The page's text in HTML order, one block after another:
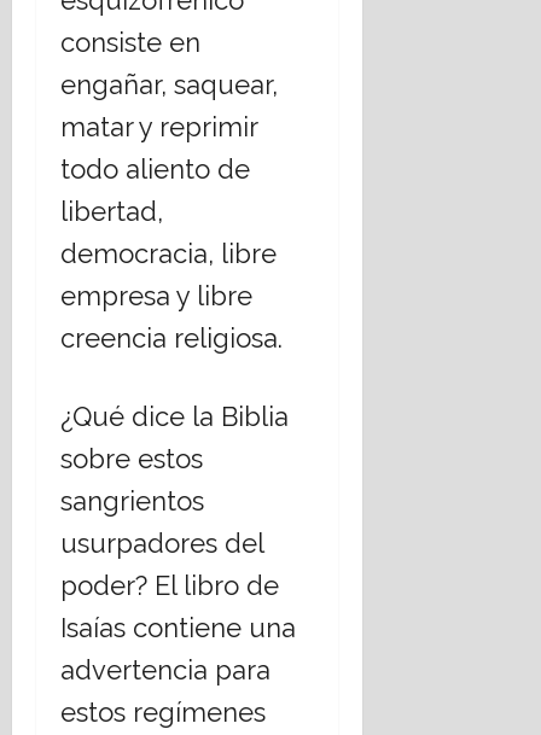
consiste en
engañar, saquear,
matar y reprimir
todo aliento de
libertad,
democracia, libre
empresa y libre
creencia religiosa.
¿Qué dice la Biblia
sobre estos
sangrientos
usurpadores del
poder? El libro de
Isaías contiene una
advertencia para
estos regímenes